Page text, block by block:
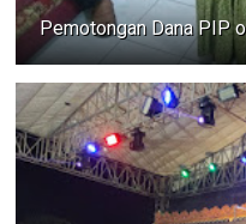
Pemotongan Dana PIP